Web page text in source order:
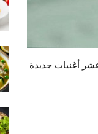
أغنيات جديدة